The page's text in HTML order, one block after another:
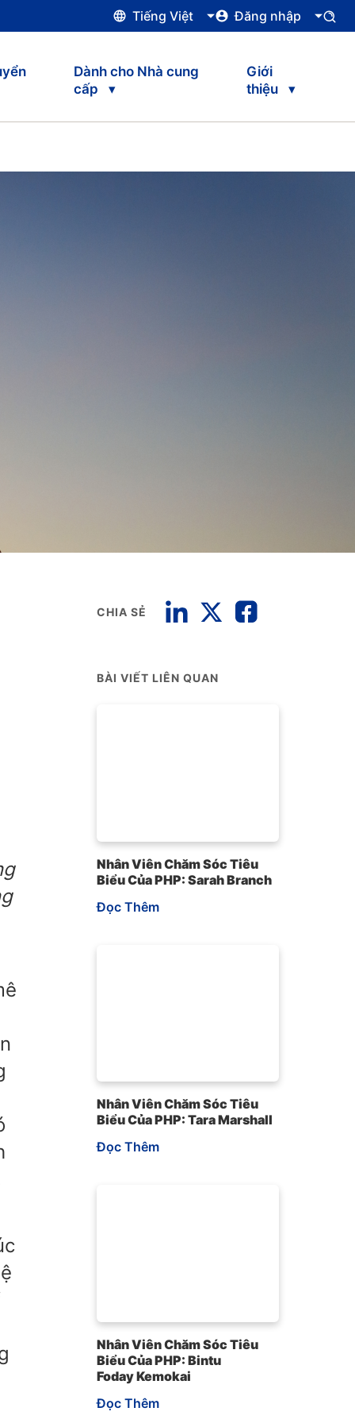
Tiếng Việt Đăng nhập
Dành cho Nhà cung
cấp
Giới
thiệu
CHIA SẺ
BÀI VIẾT LIÊN QUAN
Nhân Viên Chăm Sóc Tiêu
Biểu Của PHP: Sarah Branch
Đọc Thêm
Nhân Viên Chăm Sóc Tiêu
Biểu Của PHP: Tara Marshall
Đọc Thêm
Nhân Viên Chăm Sóc Tiêu
Biểu Của PHP: Bintu
Foday Kemokai
Đọc Thêm